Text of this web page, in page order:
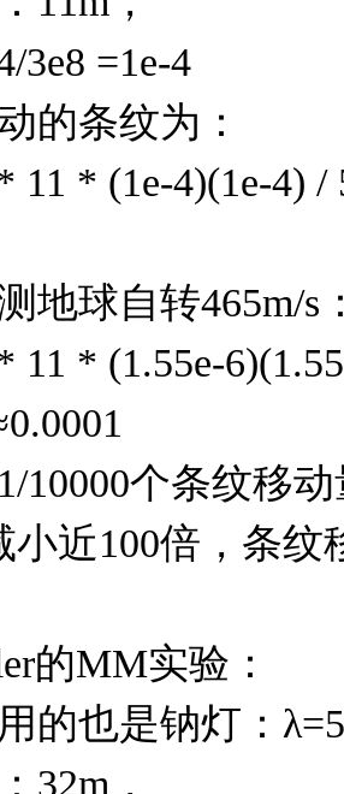
3e8 =1e-4
的条纹为：
11 * (1e-4)(1e-4) /
地球自转465m/s
11 * (1.55e-
10000个条纹移
小近100倍，条纹
的MM实验：
的也是钠灯：
32m，